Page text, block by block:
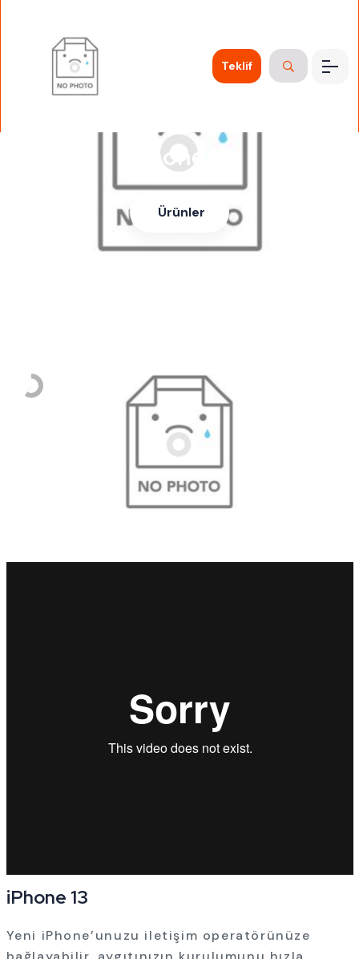
Teklif
iPhone 13
Ürünler
iPhone 13
Yeni iPhone’unuzu iletişim operatörünüze